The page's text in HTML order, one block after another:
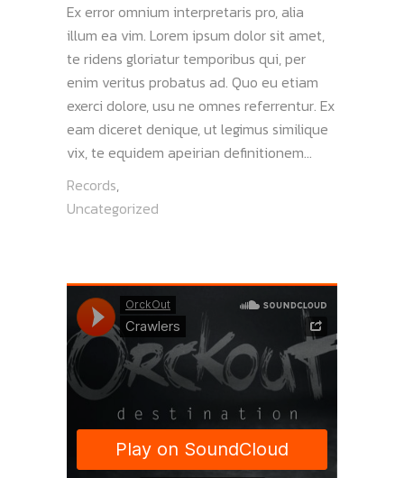
Ex error omnium interpretaris pro, alia
illum ea vim. Lorem ipsum dolor sit amet,
te ridens gloriatur temporibus qui, per
enim veritus probatus ad. Quo eu etiam
exerci dolore, usu ne omnes referrentur. Ex
eam diceret denique, ut legimus similique
vix, te equidem apeirian definitionem...
Records,
Uncategorized